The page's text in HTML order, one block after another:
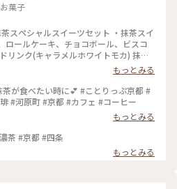
菓子
茶スペシャルスイーツセット ・抹茶スイ
ロールケーキ、チョコボール、ビスコ
リンク(キャラメルホワイトモカ) 抹茶
うです。 フォークを2本用意して頂い
食でした。 #TEO KAFON#抹茶三昧#
のおでかけ
もっとみる
が食べたい時に💕 #ことりっぷ京都 #
#河原町 #京都 #カフェ #コーヒー
もっとみる
茶 #京都 #四条
もっとみる